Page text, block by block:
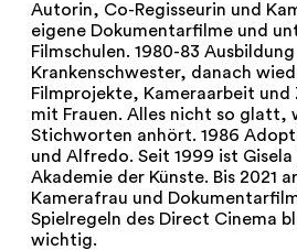
Autorin, Co-Regisseurin und
eigene Dokumentarfilme und
Filmschulen. 1980-83
Krankenschwester, danach
Filmprojekte, Kameraarbeit und
mit Frauen. Alles nicht so glatt,
Stichworten anhört. 1986
und Alfredo. Seit 1999 ist
Akademie der Künste. Bis 2021
Kamerafrau und
Spielregeln des Direct Cinema
wichtig.